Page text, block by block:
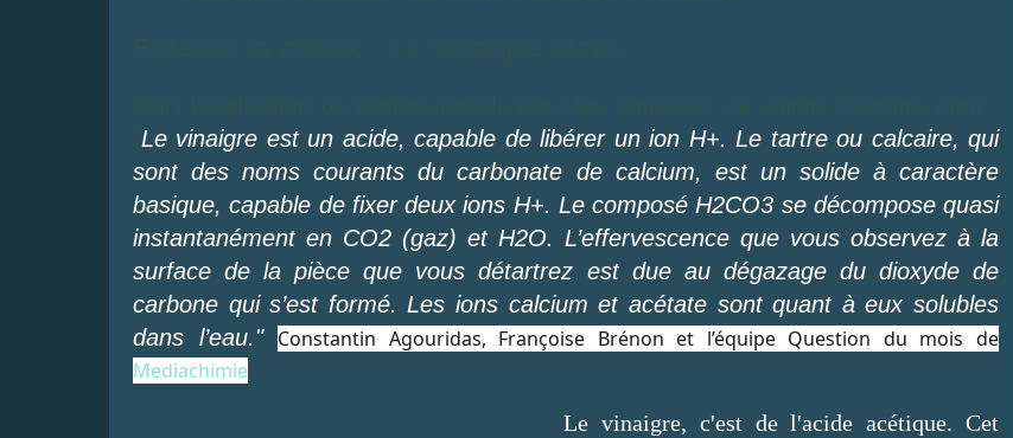
Le vinaigre est un acide, capable de libérer un ion H+. Le tartre ou calcaire, qui
sont des noms courants du carbonate de calcium, est un solide à caractère
basique, capable de fixer deux ions H+. Le composé H2CO3 se décompose quasi
instantanément en CO2 (gaz) et H2O. L’effervescence que vous observez à la
surface de la pièce que vous détartrez est due au dégazage du dioxyde de
carbone qui s’est formé. Les ions calcium et acétate sont quant à eux solubles
dans l’eau." Constantin Agouridas, Françoise Brénon et l’équipe Question du mois de
Mediachimie
Le vinaigre, c'est de l'acide acétique. Cet